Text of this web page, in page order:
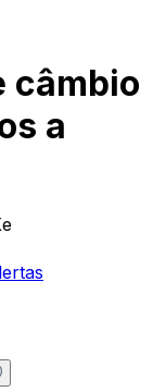
câmbio
a